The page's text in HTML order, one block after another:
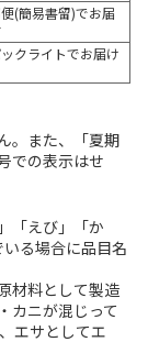
(簡易書留)でお届
クライトでお届け
。また、「夏期
での表示はせ
「えび」「か
る場合に品目名
材料として製造
カニが混じって
エサとしてエ